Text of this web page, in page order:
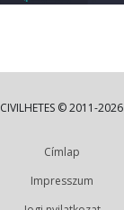
CIVILHETES © 2011-2026
Címlap
Impresszum